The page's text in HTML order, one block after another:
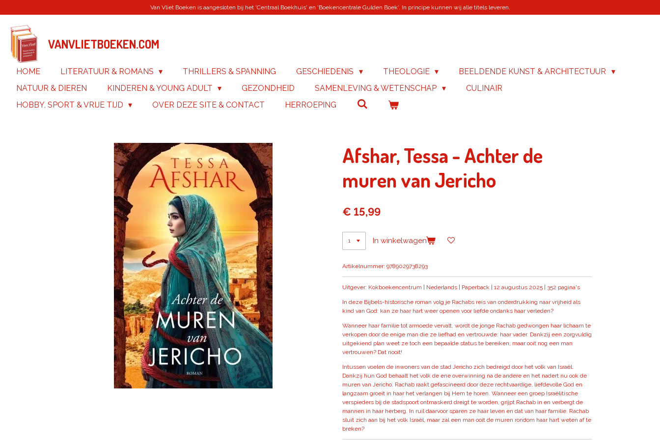
naar
hoofdinhoud
Van Vliet Boeken is aangesloten bij het 'Centraal Boekhuis' en 'Boekencentrale Gulden Boek'. In principe kunnen wij alle titels leveren.
VANVLIETBOEKEN.COM
HOME LITERATUUR & ROMANS THRILLERS & SPANNING GESCHIEDENIS THEOLOGIE
BEELDENDE KUNST & ARCHITECTUUR
NATUUR & DIEREN
KINDEREN & YOUNG ADULT GEZONDHEID SAMENLEVING & WETENSCHAP
CULINAIR
HOBBY, SPORT & VRIJE TIJD
OVER DEZE SITE & CONTACT HERROEPING
Afshar, Tessa - Achter de
muren van Jericho
€ 15,99
In winkelwagen
Artikelnummer: 9789029738293
Uitgever: Kokboekencentrum | Nederlands | Paperback | 12 augustus 2025 | 352 pagina's
In deze Bijbels-historische roman volg je Rachabs reis van onderdrukking naar vrijheid als
kind van God: kan ze haar hart weer openen voor liefde ondanks haar verleden?
Wanneer haar familie tot armoede vervalt, wordt de jonge Rachab gedwongen haar lichaam te
verkopen door de enige man die ze liefhad en vertrouwde: haar vader. Dankzij een zorgvuldig
uitgekiend plan weet ze toch een bepaalde status te bereiken, maar ooit nog een man
vertrouwen? Dat nooit!
Intussen voelen de inwoners van de stad Jericho zich bedreigd door het volk van Israël.
Dankzij hun God behaalt het volk de ene overwinning na de andere en het nadert nu ook de
muren van Jericho. Rachab raakt gefascineerd door deze rechtvaardige, liefdevolle God en
langzaam groeit in haar het verlangen bij Hem te horen. Wanneer een groep Israëlitische
verspieders bij de stadspoort ontmaskerd dreigt te worden, grijpt Rachab in en verbergt de
mannen in haar herberg. In ruil daarvoor sparen ze haar leven en dat van haar familie. Rachab
sluit zich aan bij het volk Israël, maar zal een man ooit de muren rondom haar hart weten af te
breken?